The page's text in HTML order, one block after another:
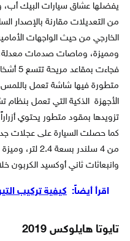
يفضلها عشاق سيارات البيك أب،
من التعديلات مقارنة بالإصدار
الخارجي من حيث الواجهات
ومميزة، وماصات صدمات معدلة،
فجاءت
متطورة فيها شاشة تعمل
تزويدها بمقود متطور يحتوي
وانبعاثات ثاني أوكسيد الكربون
اقرأ أيضاً: كيفية تركيب
تايوتا هايلوكس 2019